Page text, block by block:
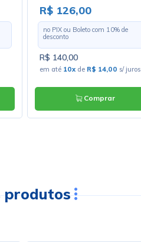
Com 100 Metros
R$ 126,00
no PIX ou Boleto com 10% de
desconto
R$ 140,00
em até 10xde R$ 14,00 s/ juros
Comprar
produtos